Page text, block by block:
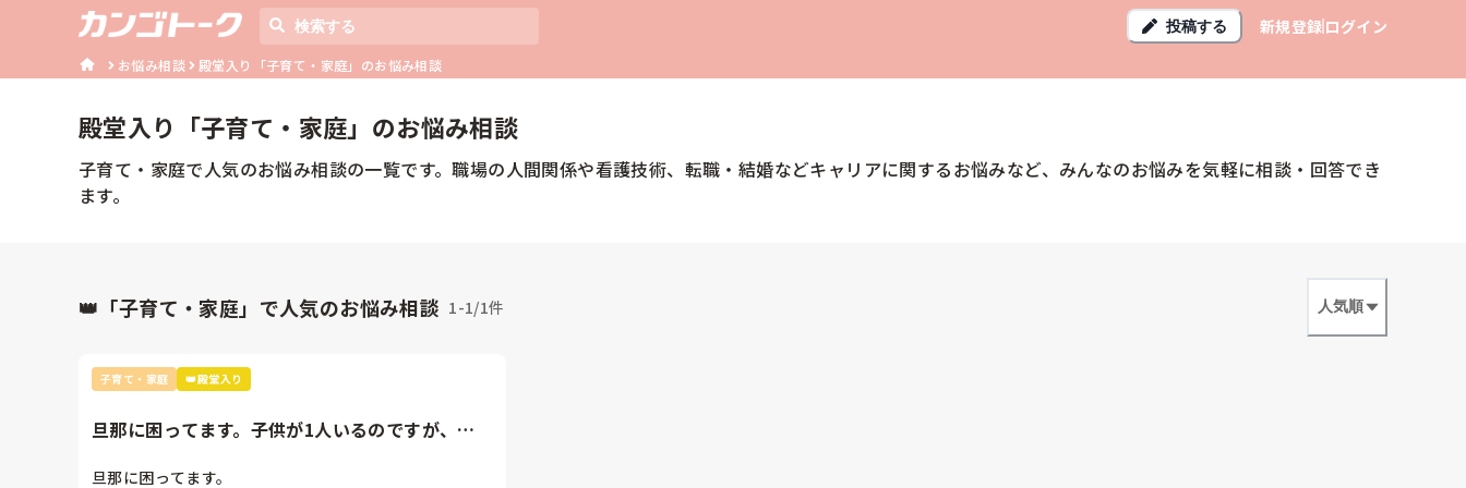
投稿する 新規登録ログイン
お悩み相談 殿堂入り「子育て・家庭」のお悩み相談
殿堂入り「子育て・家庭」のお悩み相談
子育て・家庭で人気のお悩み相談の一覧です。職場の人間関係や看護技術、転職・結婚などキャリアに関するお悩みなど、みんなのお悩みを気軽に相談・回答でき
ます。
👑「子育て・家庭」で人気のお悩み相談 1-1/1件 人気順
子育て・家庭 👑殿堂入り
旦那に困ってます。子供が1人いるのですが、準
旦那に困ってます。